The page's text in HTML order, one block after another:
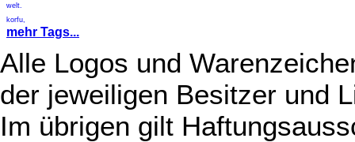
welt.
korfu,
mehr Tags...
Alle Logos und
der jeweiligen Besitzer und
Im übrigen gilt